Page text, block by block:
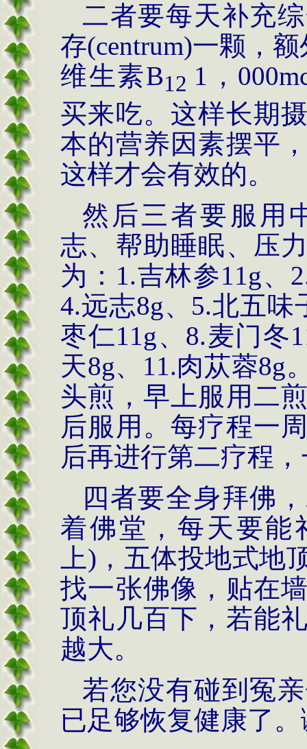
二者要每天补充
存(centrum)一颗，
维生素B12 1，
买来吃。这样长期
本的营养因素摆平
这样才会有效的。
然后三者要服用
志、帮助睡眠、压
为： 1.吉林参11g、
4.远志8g、 5.北五味
枣仁11g、 8.麦门冬
天8g、 11.肉苁蓉8g
头煎，早上服用二
后服用。每疗程一
后再进行第二疗程
四者要全身拜佛
着佛堂，每天要能
上) ，五体投地式地
找一张佛像，贴在
顶礼几百下，若能
越大。
若您没有碰到冤
已足够恢复健康了